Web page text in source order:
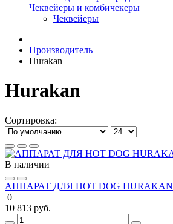
Чеквейеры и комбичекеры
Чеквейеры
Производитель
Hurakan
Hurakan
Сортировка:
В наличии
АППАРАТ ДЛЯ HOT DOG HURAKAN
0
10 813 руб.